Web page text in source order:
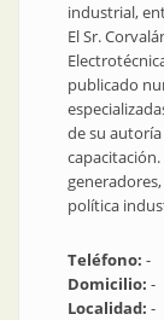
industrial,
El Sr.
publicado
de su
política
Teléfono: -
Domicilio: -
Localidad: -